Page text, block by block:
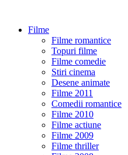
Filme
Filme romantice
Topuri filme
Filme comedie
Stiri cinema
Desene animate
Filme 2011
Comedii romantice
Filme 2010
Filme actiune
Filme 2009
Filme thriller